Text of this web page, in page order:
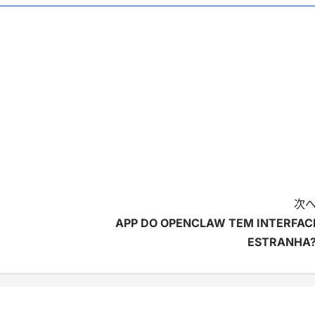
次
APP DO OPENCLAW TEM